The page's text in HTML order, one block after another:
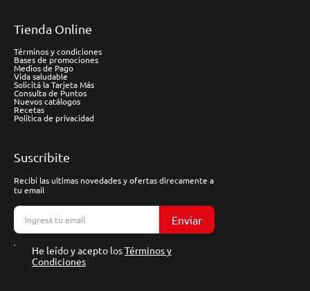
Tienda Online
Términos y condiciones
Bases de promociones
Medios de Pago
Vida saludable
Solicitá la Tarjeta Más
Consulta de Puntos
Nuevos catálogos
Recetas
Política de privacidad
Suscríbite
Recibí las ultimas novedades y ofertas direcamente a
tu email
Enviar
He leído y acepto losTérminos y
Condiciones